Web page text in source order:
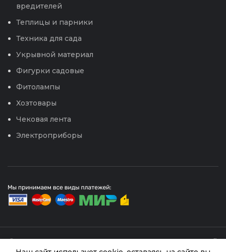
вредителей
Теплицы и парники
Техника для сада
Укрывной материал
Фигурки садовые
Фитолампы
Хозтовары
Чековая лента
Электроприборы
© 2026Интернет магазин Успех. ИП Хрипунов Сергей
Александрович